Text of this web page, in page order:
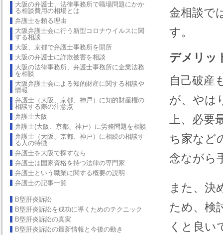
大阪の弁護士、法律事務所で職場問題にかか
る相談費用の相場とは
弁護士を頼る理由
大阪弁護士会に行う新型コロナウイルスに関
する相談
大阪、京都で弁護士事務所を開所
大阪の弁護士に詐欺被害を相談
大阪の法律事務所、弁護士事務所に企業法務
を相談
大阪弁護士会による知的財産に関する相談や
情報
弁護士（大阪、京都、神戸）に知的財産権の
相談する際の注意点
弁護士大阪
弁護士(大阪、京都、神戸）に労務問題を相談
弁護士（大阪、京都、神戸）に相続の相談す
る人の特徴
弁護士を大阪で探すなら
弁護士は国家資格を持つ法律の専門家
弁護士という職業に関する概要の説明
弁護士の記事一覧
B型肝炎訴訟
B型肝炎訴訟を成功に導くためのテクニック
B型肝炎訴訟の真実
B型肝炎訴訟の最新情報と今後の動き
金相談で
す。
デメリッ
自己破産
が、やは
上、必
ち家など
念ながら
また、決
ため、検
くと良い